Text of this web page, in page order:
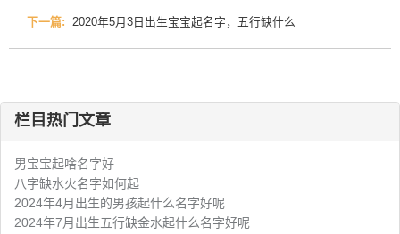
下一篇: 2020年5月3日出生宝宝起名字，五行缺什么
栏目热门文章
男宝宝起啥名字好
八字缺水火名字如何起
2024年4月出生的男孩起什么名字好呢
2024年7月出生五行缺金水起什么名字好呢